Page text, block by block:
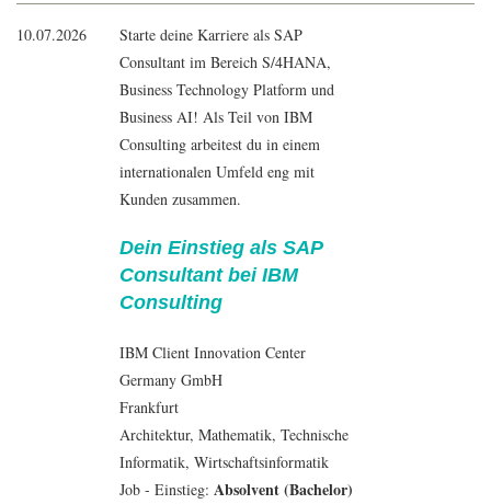
10.07.2026
Starte deine Karriere als SAP
Consultant im Bereich S/4HANA,
Business Technology Platform und
Business AI! Als Teil von IBM
Consulting arbeitest du in einem
internationalen Umfeld eng mit
Kunden zusammen.
Dein Einstieg als SAP
Consultant bei IBM
Consulting
IBM Client Innovation Center
Germany GmbH
Frankfurt
Architektur, Mathematik, Technische
Informatik, Wirtschaftsinformatik
Job - Einstieg: Absolvent (Bachelor)